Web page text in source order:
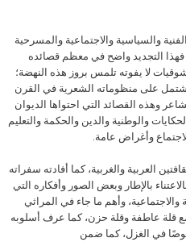
والسياسية والاجتماعية والمسرحية
التجديد واضح في معظم قصائده
لا يفوته تلمس بروز هذه النهضة؛
على منظوماته الشعرية في القرن
وهذه القصائد التي احتواها الديوان
والوطنية والدين والحكمة والتعليم
وأغراض عامة.
العربية والغربية، كما أفادته سفراته
بالإطار وبعض الصور وأفكاره التي
والاجتماعية، وأهم ما جاء في المراثي
قلة عاطفة وقلة حزن، كما عرف أسلوبه
في الغزل، كما ضمن